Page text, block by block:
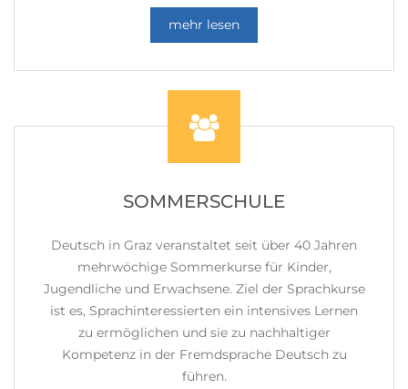
mehr lesen
SOMMERSCHULE
Deutsch in Graz veranstaltet seit über 40 Jahren
mehrwöchige Sommerkurse für Kinder,
Jugendliche und Erwachsene. Ziel der Sprachkurse
ist es, Sprachinteressierten ein intensives Lernen
zu ermöglichen und sie zu nachhaltiger
Kompetenz in der Fremdsprache Deutsch zu
führen.